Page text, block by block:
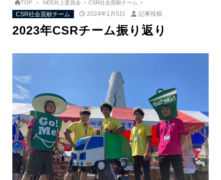
TOP NEE向上委員会 CSR社会貢献チーム
CSR社会貢献チーム 2024年1月5日 記事投稿
2023年CSRチーム振り返り